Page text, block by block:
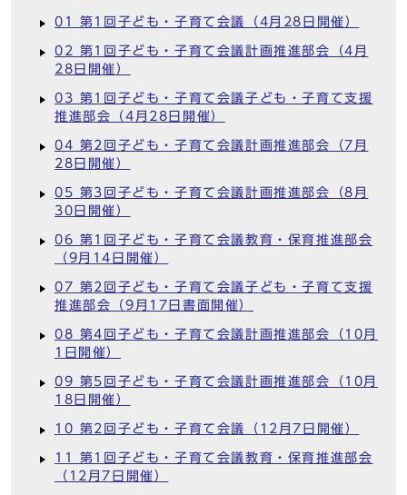
01 第1回子ども・子育て会議（4月28日開催）
02 第1回子ども・子育て会議計画推進部会（4月
28日開催）
03 第1回子ども・子育て会議子ども・子育て支援
推進部会（4月28日開催）
04 第2回子ども・子育て会議計画推進部会（7月
28日開催）
05 第3回子ども・子育て会議計画推進部会（8月
30日開催）
06 第1回子ども・子育て会議教育・保育推進部会
（9月14日開催）
07 第2回子ども・子育て会議子ども・子育て支援
推進部会（9月17日書面開催）
08 第4回子ども・子育て会議計画推進部会（10月
1日開催）
09 第5回子ども・子育て会議計画推進部会（10月
18日開催）
10 第2回子ども・子育て会議（12月7日開催）
11 第1回子ども・子育て会議教育・保育推進部会
（12月7日開催）